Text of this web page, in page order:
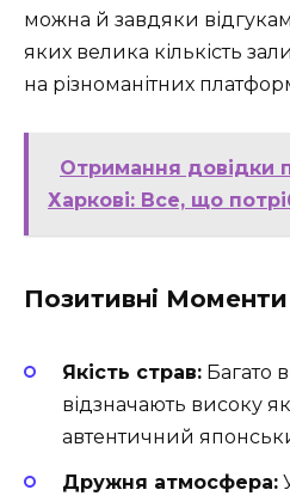
можна й завдяки відгукам
яких велика кількість
на різноманітних
Отримання довідки
Харкові: Все, що
Позитивні Моменти
Якість страв: Багато
відзначають високу
автентичний
Дружня атмосфера: